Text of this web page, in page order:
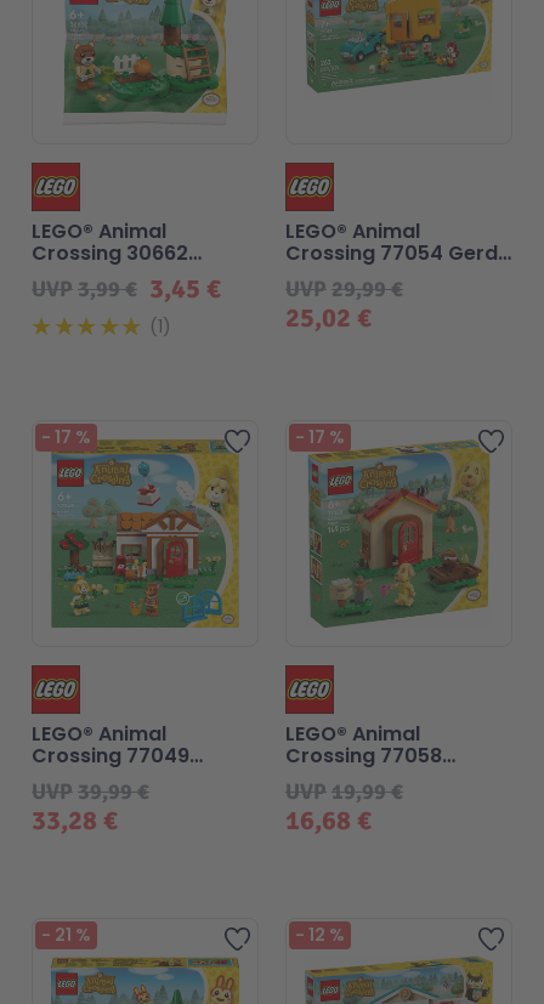
3,45 €
UVP3,99 €
LEGO® Animal
Crossing 30662
Monas Kürbisgärtchen
1 25,02 €
UVP29,99 €
LEGO® Animal
Crossing 77054 Gerds
Wohnwagen &
Gärtnerei
Zur Wunschliste hinzufügen
- 17 %
33,28 €
UVP39,99 €
LEGO® Animal
Crossing 77049
Besuch von Melinda
Zur
- 17 %
16,68 €
UVP19,99 €
LEGO® Animal
Crossing 77058
Bienchens
gemütliches Haus
Zur Wunschliste hinzufügen
- 21 % Zur
- 12 %